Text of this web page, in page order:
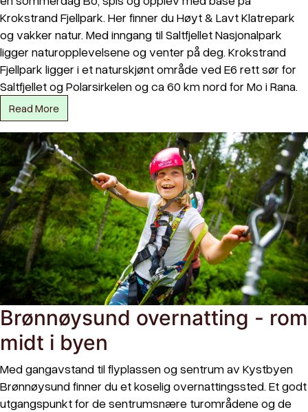
Krokstrand Fjellpark. Her finner du Høyt & Lavt Klatrepark
og vakker natur. Med inngang til Saltfjellet Nasjonalpark
ligger naturopplevelsene og venter på deg. Krokstrand
Fjellpark ligger i et naturskjønt område ved E6 rett sør for
Saltfjellet og Polarsirkelen og ca 60 km nord for Mo i Rana.
Read More
Brønnøysund overnatting - rom
midt i byen
Med gangavstand til flyplassen og sentrum av Kystbyen
Brønnøysund finner du et koselig overnattingssted. Et godt
utgangspunkt for de sentrumsnære turområdene og de